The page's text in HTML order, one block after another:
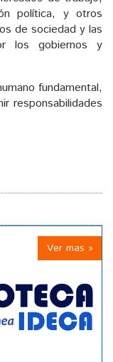
política, y otros
de sociedad y las
los gobiernos y
fundamental,
responsabilidades
Ver mas »